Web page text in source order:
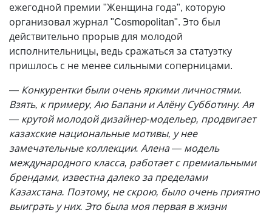
ежегодной премии "Женщина года", которую
организовал журнал "Cosmopolitan". Это был
действительно прорыв для молодой
исполнительницы, ведь сражаться за статуэтку
пришлось с не менее сильными соперницами.
— Конкурентки были очень яркими личностями.
Взять, к примеру, Аю Бапани и Алёну Субботину. Ая
— крутой молодой дизайнер-модельер, продвигает
казахские национальные мотивы, у нее
замечательные коллекции. Алена — модель
международного класса, работает с премиальными
брендами, известна далеко за пределами
Казахстана. Поэтому, не скрою, было очень приятно
выиграть у них. Это была моя первая в жизни